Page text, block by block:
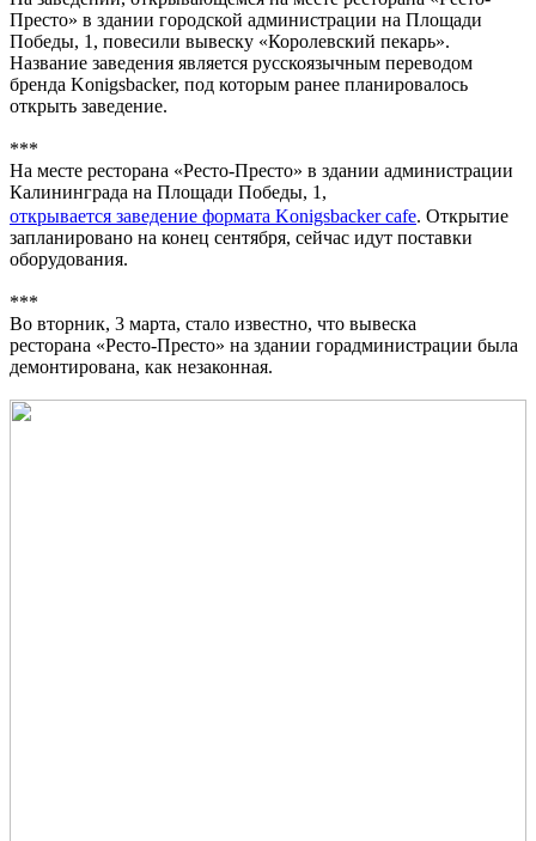
Престо» в здании городской администрации на Площади
Победы, 1, повесили вывеску «Королевский пекарь».
Название заведения является русскоязычным переводом
бренда Konigsbacker, под которым ранее планировалось
открыть заведение.
***
На месте ресторана «Ресто-Престо» в здании администрации
Калининграда на Площади Победы, 1,
открывается заведение формата Konigsbacker cafe. Открытие
запланировано на конец сентября, сейчас идут поставки
оборудования.
***
Во вторник, 3 марта, стало известно, что вывеска
ресторана «Ресто-Престо» на здании горадминистрации была
демонтирована, как незаконная.